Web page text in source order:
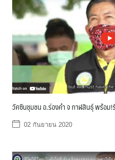
วัคซีนชุมชน อ.ร่องคำ จ กาฬสินธุ์ พร้อม
02 กันยายน 2020